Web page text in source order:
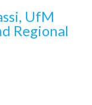
UfM
Regional